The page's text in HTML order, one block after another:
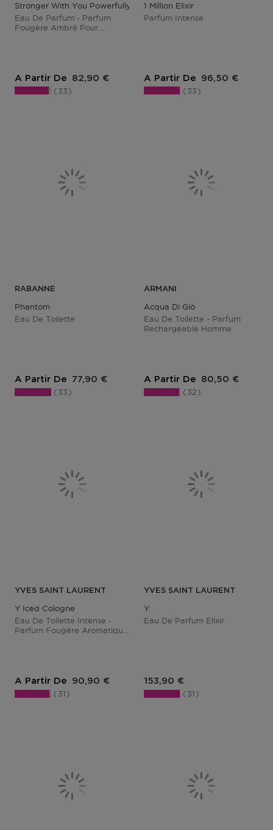
Stronger With You Powerfully
Eau De Parfum - Parfum
Fougère Ambré Pour
A Partir De Prix du produit
82,90 €
33
1 Million Elixir
Parfum Intense
A Partir De Prix du produit
96,50 €
33
RABANNE
Phantom
Eau De Toilette
A Partir De Prix du produit
77,90 €
33
ARMANI
Acqua Di Giò
Eau De Toilette - Parfum
Rechargeable Homme
A Partir De Prix du produit
80,50 €
32
YVES SAINT LAURENT
Y Iced Cologne
Eau De Toilette Intense -
Parfum Fougère Aromatique
A Partir De Prix du produit
90,90 €
31
YVES SAINT LAURENT
Y
Eau De Parfum Elixir
Prix du produit
153,90 €
31